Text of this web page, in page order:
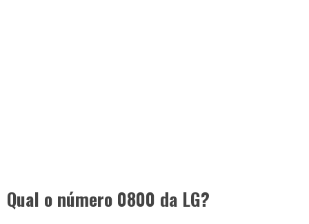
Qual o número 0800 da LG?